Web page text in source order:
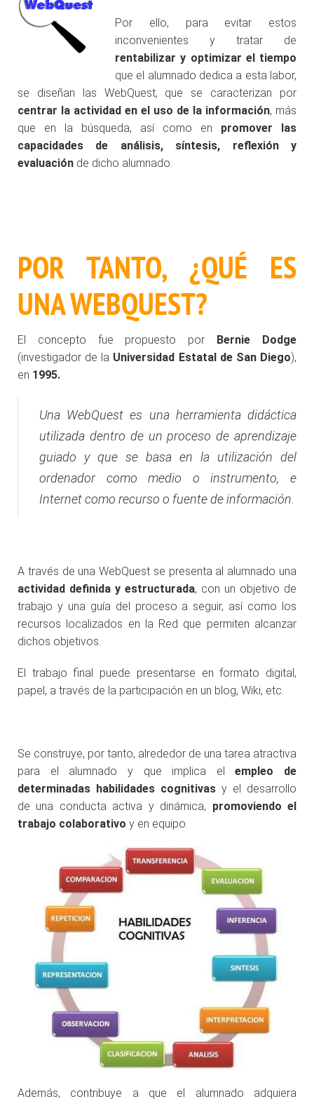
Por ello, para evitar estos
inconvenientes y tratar de
rentabilizar y optimizar el tiempo
que el alumnado dedica a esta labor,
se diseñan las WebQuest, que se caracterizan por
centrar la actividad en el uso de la información, más
que en la búsqueda, así como en promover las
capacidades de análisis, síntesis, reflexión y
evaluación de dicho alumnado.
POR TANTO, ¿QUÉ ES
UNA WEBQUEST?
El concepto fue propuesto por Bernie Dodge
(investigador de la Universidad Estatal de San Diego),
en 1995.
Una WebQuest es una herramienta didáctica
utilizada dentro de un proceso de aprendizaje
guiado y que se basa en la utilización del
ordenador como medio o instrumento, e
Internet como recurso o fuente de información.
A través de una WebQuest se presenta al alumnado una
actividad definida y estructurada, con un objetivo de
trabajo y una guía del proceso a seguir, así como los
recursos localizados en la Red que permiten alcanzar
dichos objetivos.
El trabajo final puede presentarse en formato digital,
papel, a través de la participación en un blog, Wiki, etc.
Se construye, por tanto, alrededor de una tarea atractiva
para el alumnado y que implica elempleo de
determinadas habilidades cognitivas y el desarrollo
de una conducta activa y dinámica, promoviendo el
trabajo colaborativo y en equipo.
Además, contribuye a que el alumnado adquiera